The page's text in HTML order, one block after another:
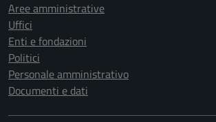
Aree amministrative
Uffici
Enti e fondazioni
Politici
Personale amministrativo
Documenti e dati